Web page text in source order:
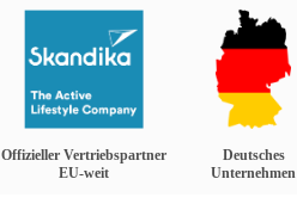
Offizieller Vertriebspartner
EU-weit
Deutsches
Unternehmen